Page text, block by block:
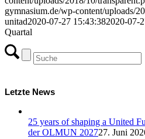
gymnasium.de/wp-content/uploads/
unitad2020-07-27 15:43:382020-07-
Quartal
Letzte News
25 years of shaping a United
der OLMUN 202727. Juni